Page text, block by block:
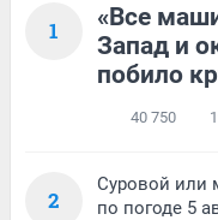
1
«Все
Запад и
побило
40 750
2
Суровой или
по погоде 5